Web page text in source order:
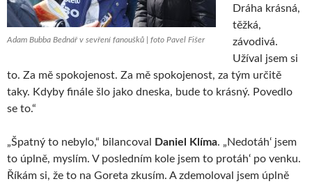
Adam Bubba Bednář v sevření fanoušků | foto Pavel Fišer
Dráha krásná,
těžká,
závodivá.
Užíval jsem si
to. Za mě spokojenost. Za mě spokojenost, za tým určitě
taky. Kdyby finále šlo jako dneska, bude to krásný. Povedlo
se to.“
„Špatný to nebylo,“ bilancoval Daniel Klíma. „Nedotáh‘ jsem
to úplně, myslím. V posledním kole jsem to protáh‘ po venku.
Říkám si, že to na Goreta zkusím. A zdemoloval jsem úplně